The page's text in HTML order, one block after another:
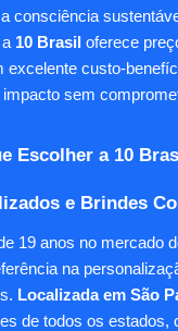
consciência
10 Brasiloferece
excelente custo-
sem
Escolher a 10
e Brindes
19 anos no mercado
na
Localizada em São
de todos os estados,